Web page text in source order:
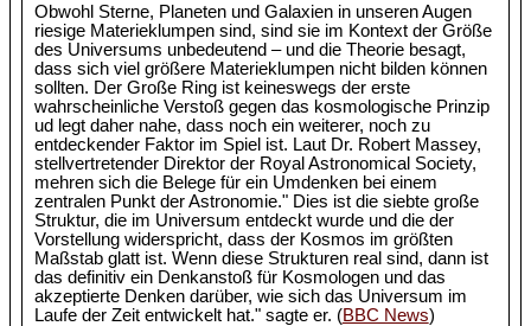
Obwohl Sterne, Planeten und Galaxien in unseren Augen
riesige Materieklumpen sind, sind sie im Kontext der Größe
des Universums unbedeutend – und die Theorie besagt,
dass sich viel größere Materieklumpen nicht bilden können
sollten. Der Große Ring ist keineswegs der erste
wahrscheinliche Verstoß gegen das kosmologische Prinzip
ud legt daher nahe, dass noch ein weiterer, noch zu
entdeckender Faktor im Spiel ist. Laut Dr. Robert Massey,
stellvertretender Direktor der Royal Astronomical Society,
mehren sich die Belege für ein Umdenken bei einem
zentralen Punkt der Astronomie." Dies ist die siebte große
Struktur, die im Universum entdeckt wurde und die der
Vorstellung widerspricht, dass der Kosmos im größten
Maßstab glatt ist. Wenn diese Strukturen real sind, dann ist
das definitiv ein Denkanstoß für Kosmologen und das
akzeptierte Denken darüber, wie sich das Universum im
Laufe der Zeit entwickelt hat." sagte er. (BBC News)